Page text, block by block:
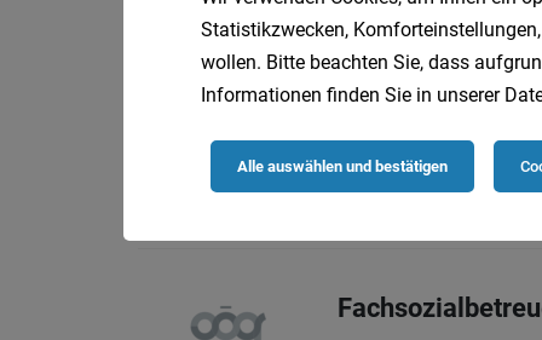
Oberösterreichische
Statistikzwecken,
wollen. Bitte beachten Sie, dass
Informationen finden Sie in unserer
Alle auswählen und bestätigen